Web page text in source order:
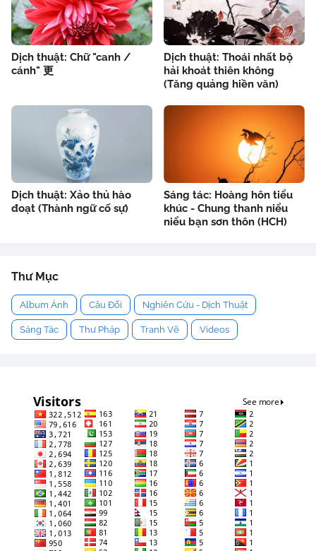
Dịch thuật: Chữ "canh /
cánh" 更
Dịch thuật: Thoái nhất bộ
hải khoát thiên không
(Tăng quảng hiền văn)
Dịch thuật: Xảo thủ hào
đoạt (Thành ngữ cố sự)
Sáng tác: Hoàng hôn tiểu
khúc - Chung thanh niểu
niểu bạn sơn thôn (HCH)
Thư Mục
Album Ảnh Câu Đối Nghiên Cứu - Dịch Thuật
Sáng Tác Thư Pháp Tranh Vẽ Videos